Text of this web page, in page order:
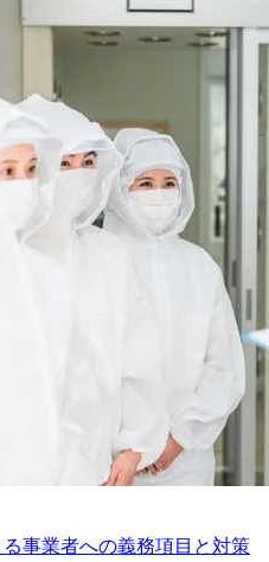
事業者への義務項目と対策